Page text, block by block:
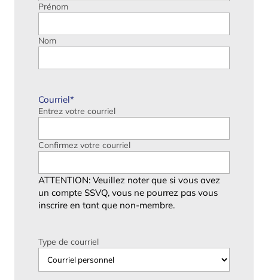
Prénom
Nom
Courriel*
Entrez votre courriel
Confirmez votre courriel
ATTENTION: Veuillez noter que si vous avez
un compte SSVQ, vous ne pourrez pas vous
inscrire en tant que non-membre.
Type de courriel